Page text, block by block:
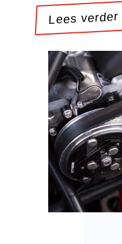
Lees verder